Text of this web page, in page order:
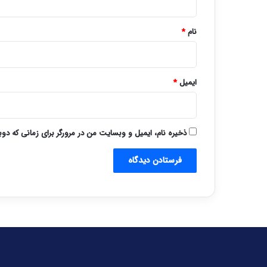
نام*
ایمیل*
ذخیره نام، ایمیل و وبسایت من در مرورگر برای زمانی که